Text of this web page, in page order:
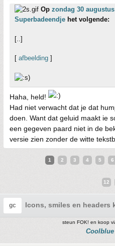
Op zondag 30 augustus
Superbadeendje het volgende:
[..]
[ afbeelding ]
Haha, held!
Had niet verwacht dat je dat
doen. Want dat geluid maakt ie
een gegeven paard niet in de
versie zien zonder de witte
1 2 3 4 5 6
12
gc Icons, smiles en headers
steun FOK! en koop
Coolblue